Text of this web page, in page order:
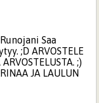
Saa
;D ARVOSTELE
;)
JA LAULUN